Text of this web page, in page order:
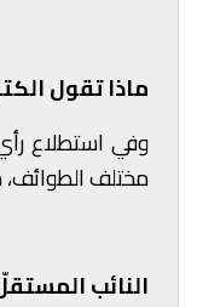
ماذا تقول
وفي استطلاع
مختلف الطوائف،
النائب